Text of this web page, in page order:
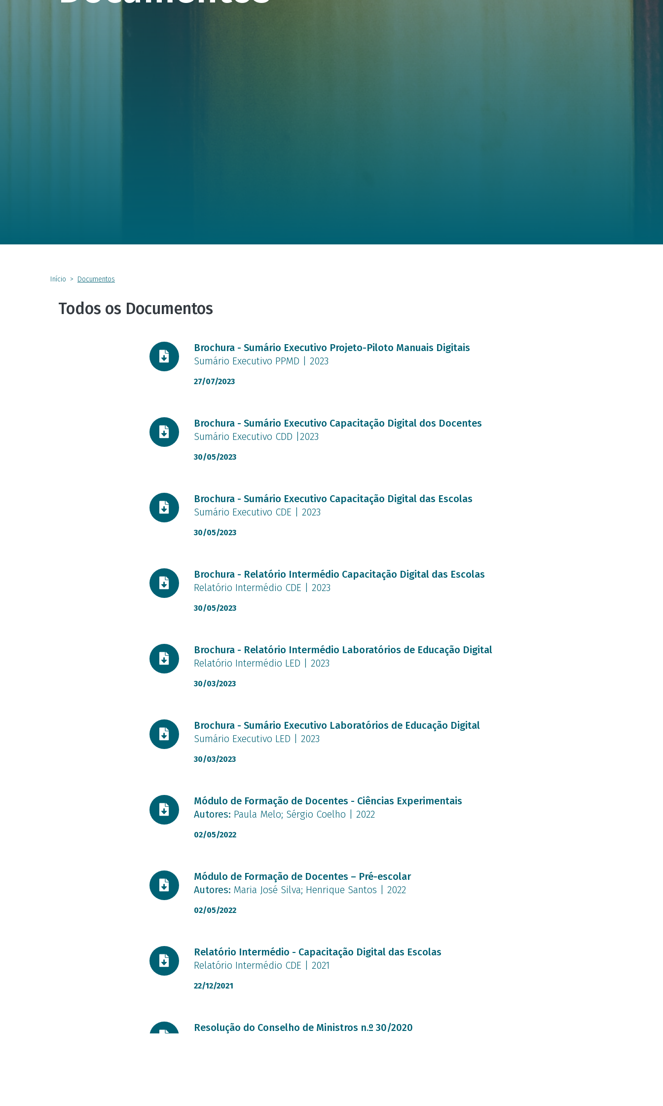
Início Documentos
Todos os Documentos
DocumentoBrochura - Sumário Executivo Projeto-Piloto Manuais Digitais
Sumário Executivo PPMD | 2023
27/07/2023
DocumentoBrochura - Sumário Executivo Capacitação Digital dos Docentes
Sumário Executivo CDD |2023
30/05/2023
DocumentoBrochura - Sumário Executivo Capacitação Digital das Escolas
Sumário Executivo CDE | 2023
30/05/2023
DocumentoBrochura - Relatório Intermédio Capacitação Digital das Escolas
Relatório Intermédio CDE | 2023
30/05/2023
DocumentoBrochura - Relatório Intermédio Laboratórios de Educação Digital
Relatório Intermédio LED | 2023
30/03/2023
DocumentoBrochura - Sumário Executivo Laboratórios de Educação Digital
Sumário Executivo LED | 2023
30/03/2023
Documento
Módulo de Formação de Docentes - Ciências Experimentais
Autores: Paula Melo; Sérgio Coelho | 2022
02/05/2022
Documento
Módulo de Formação de Docentes – Pré-escolar
Autores: Maria José Silva; Henrique Santos | 2022
02/05/2022
Documento
Relatório Intermédio - Capacitação Digital das Escolas
Relatório Intermédio CDE | 2021
22/12/2021
DocumentoResolução do Conselho de Ministros n.º 30/2020